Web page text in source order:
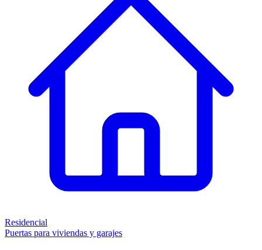
Residencial
Puertas para viviendas y garajes